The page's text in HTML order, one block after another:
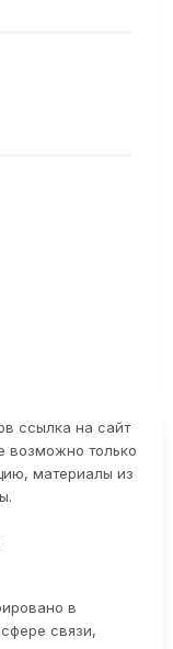
ссылка на сайт
возможно только
материалы из
в
связи,